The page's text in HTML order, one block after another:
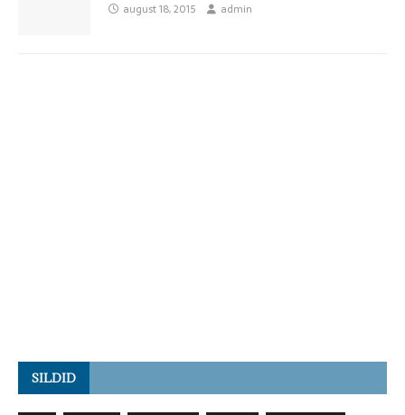
august 18, 2015 admin
SILDID